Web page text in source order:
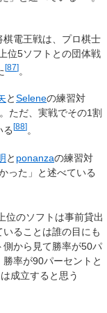
電王戦は、プロ棋士
位5ソフトとの団体戦
[87] 。
とSeleneの練習対
ただ、実戦でその1割
る [88] 。
と ponanzaの練習対
った」と述べている
位のソフトは事前貸出
ることは誰の目にも
から見て勝率が50パ
率が90パーセントと
成立すると思う